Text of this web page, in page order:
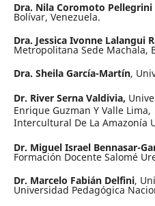
Dra. Nila Coromoto Pellegrini
Bolívar, Venezuela.
Dra. Jessica Ivonne Lalangui
Metropolitana Sede Machala,
Dra. Sheila García-Martín,
Dr. River Serna Valdivia,
Enrique Guzman Y Valle
Intercultural De La Amazonía
Dr. Miguel Israel Bennasar-
Formación Docente Salomé
Dr. Marcelo Fabián Delfini,
Universidad Pedagógica